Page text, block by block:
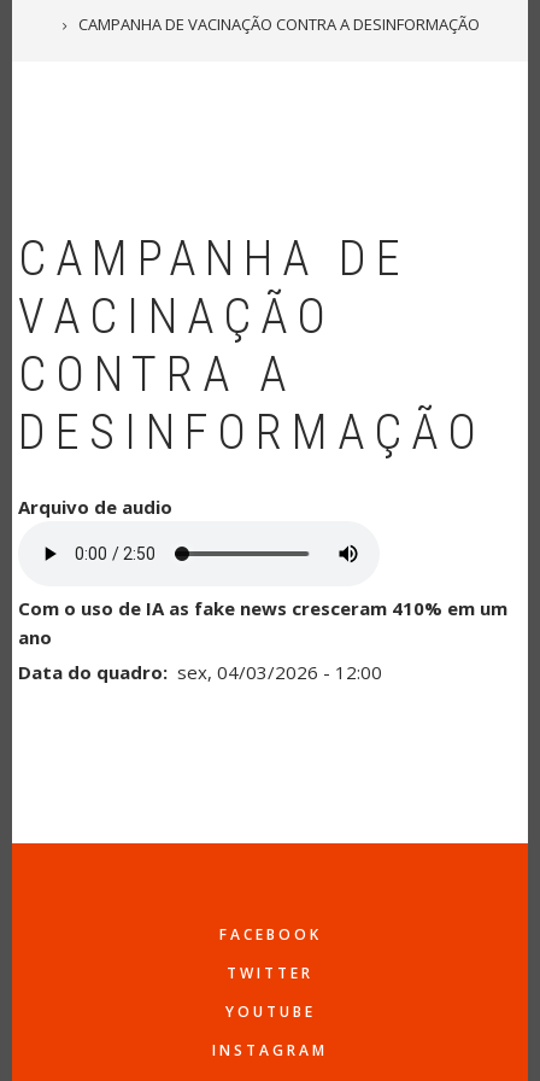
NAVEGAÇÃO
CAMPANHA DE VACINAÇÃO CONTRA A DESINFORMAÇÃO
CAMPANHA DE
VACINAÇÃO
CONTRA A
DESINFORMAÇÃO
Arquivo de audio
Com o uso de IA as fake news cresceram 410% em um
ano
Data do quadro
sex, 04/03/2026 - 12:00
FACEBOOK
TWITTER
YOUTUBE
INSTAGRAM